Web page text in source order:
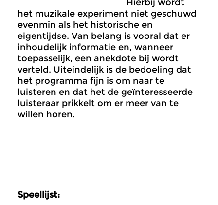
Hierbij wordt
het muzikale experiment niet geschuwd
evenmin als het historische en
eigentijdse. Van belang is vooral dat er
inhoudelijk informatie en, wanneer
toepasselijk, een anekdote bij wordt
verteld. Uiteindelijk is de bedoeling dat
het programma fijn is om naar te
luisteren en dat het de geïnteresseerde
luisteraar prikkelt om er meer van te
willen horen.
Speellijst: